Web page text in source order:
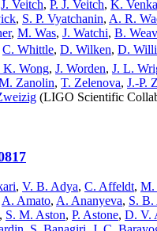
J. Veitch, P. J. Veitch, K.
, S. P. Vyatchanin, A. R.
, M. Was, J. Watchi, B.
C. Whittle, D. Wilken, D.
K. Wong, J. Worden, J. L.
Zanolin, T. Zelenova, J.-P.
(LIGO Scientific
, V. B. Adya, C. Affeldt, M.
A. Amato, A. Ananyeva, S. B.
, S. M. Aston, P. Astone, D. V.